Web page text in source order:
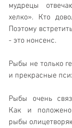
мудрецы
хелко». Кто
Поэтому
- это нонсенс.
Рыбы не только
и прекрасные
Рыбы очень
Как и положено
рыбы